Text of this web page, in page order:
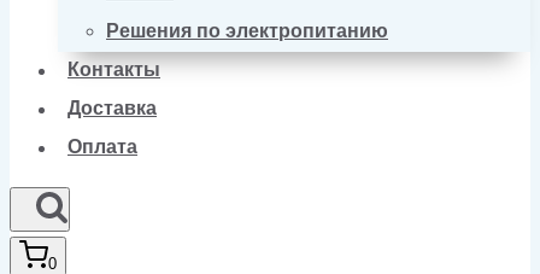
Решения по электропитанию
Контакты
Доставка
Оплата
0